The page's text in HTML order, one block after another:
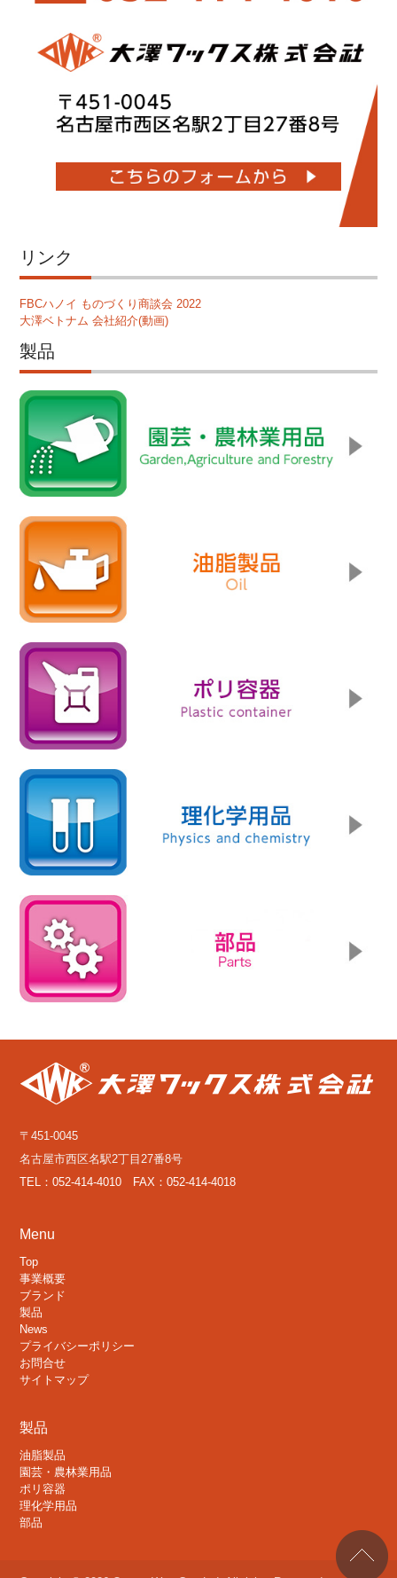
リンク
FBCハノイ ものづくり商談会 2022
大澤ベトナム 会社紹介(動画)
製品
〒451-0045
名古屋市西区名駅2丁目27番8号
TEL：052-414-4010 FAX：052-414-4018
Menu
Top
事業概要
ブランド
製品
News
プライバシーポリシー
お問合せ
サイトマップ
製品
油脂製品
園芸・農林業用品
ポリ容器
理化学用品
部品